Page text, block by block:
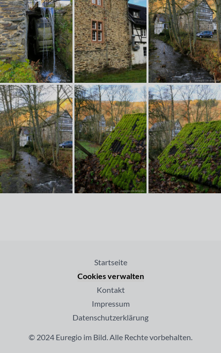
Startseite
Cookies verwalten
Kontakt
Impressum
Datenschutzerklärung
© 2024 Euregio im Bild. Alle Rechte vorbehalten.